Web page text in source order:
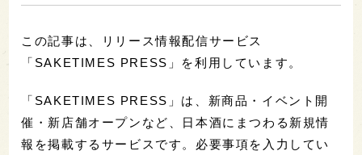
この記事は、リリース情報配信サービス
「SAKETIMES PRESS」を利用しています。
「SAKETIMES PRESS」は、新商品・イベント開
催・新店舗オープンなど、日本酒にまつわる新規情
報を掲載するサービスです。必要事項を入力してい